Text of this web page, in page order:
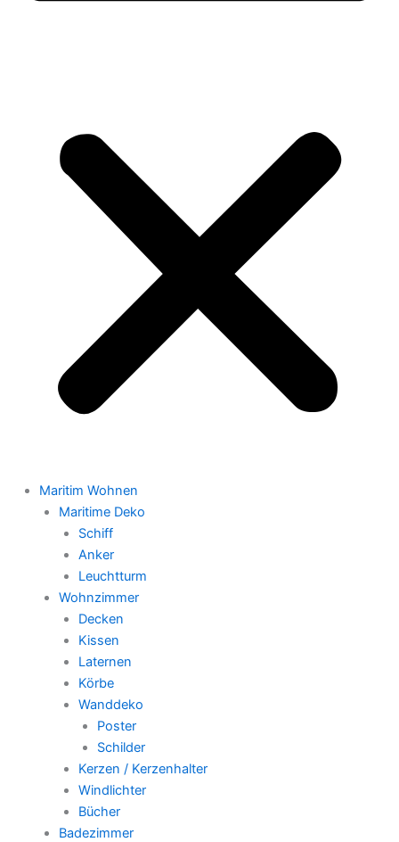
Maritim Wohnen
Maritime Deko
Schiff
Anker
Leuchtturm
Wohnzimmer
Decken
Kissen
Laternen
Körbe
Wanddeko
Poster
Schilder
Kerzen / Kerzenhalter
Windlichter
Bücher
Badezimmer